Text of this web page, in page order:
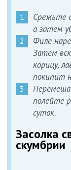
Срежьте
а затем
Филе
Затем
корицу,
покипит
полейте
суток.
Засолка
скумбрии